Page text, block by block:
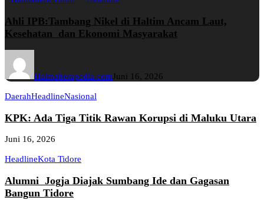
Ahli IPB:Tambang Nikel di Haltim Ancam Laut,
Kesehatan dan Ekonomi Masyarakat
Halmaherapedia.comJuni 16, 2026
DaerahHeadlineNasional
KPK: Ada Tiga Titik Rawan Korupsi di Maluku Utara
Juni 16, 2026
HeadlineKota Tidore
Alumni Jogja Diajak Sumbang Ide dan Gagasan
Bangun Tidore